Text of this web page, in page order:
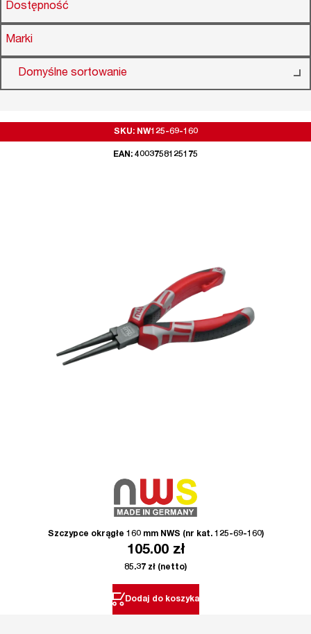
Dostępność
Marki
Domyślne sortowanie
SKU: NW125-69-160
EAN: 4003758125175
Szczypce okrągłe 160 mm NWS (nr kat. 125-69-160)
105.00 zł
85.37 zł (netto)
Dodaj do koszyka